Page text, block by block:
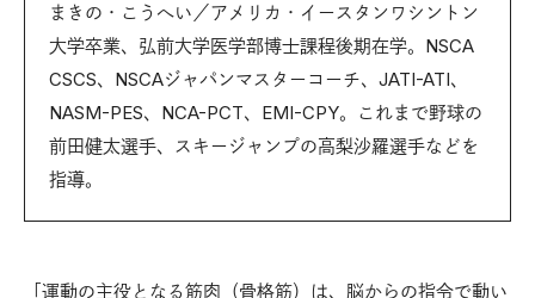
まきの・こうへい／アメリカ・イースタンワシントン
大学卒業、弘前大学医学部博士課程後期在学。NSCA
CSCS、NSCAジャパンマスターコーチ、JATI-ATI、
NASM-PES、NCA-PCT、EMI-CPY。これまで野球の
前田健太選手、スキージャンプの高梨沙羅選手などを
指導。
「運動の主役となる筋肉（骨格筋）は、脳からの指令で動い